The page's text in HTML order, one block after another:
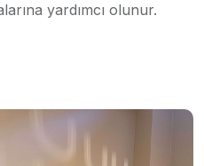
yardımcı olunur.